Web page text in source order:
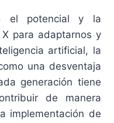
el potencial y la
para adaptarnos y
artificial, la
una desventaja
generación tiene
de manera
implementación de